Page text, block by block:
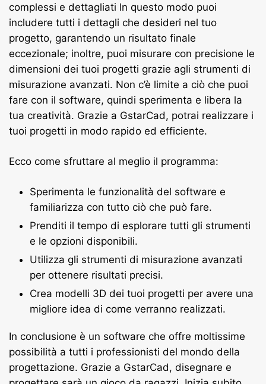
complessi e dettagliati In questo modo puoi
includere tutti i dettagli che desideri nel tuo
progetto, garantendo un risultato finale
eccezionale; inoltre, puoi misurare con precisione le
dimensioni dei tuoi progetti grazie agli strumenti di
misurazione avanzati. Non c’è limite a ciò che puoi
fare con il software, quindi sperimenta e libera la
tua creatività. Grazie a GstarCad, potrai realizzare i
tuoi progetti in modo rapido ed efficiente.
Ecco come sfruttare al meglio il programma:
Sperimenta le funzionalità del software e
familiarizza con tutto ciò che può fare.
Prenditi il tempo di esplorare tutti gli strumenti
e le opzioni disponibili.
Utilizza gli strumenti di misurazione avanzati
per ottenere risultati precisi.
Crea modelli 3D dei tuoi progetti per avere una
migliore idea di come verranno realizzati.
In conclusione è un software che offre moltissime
possibilità a tutti i professionisti del mondo della
progettazione. Grazie a GstarCad, disegnare e